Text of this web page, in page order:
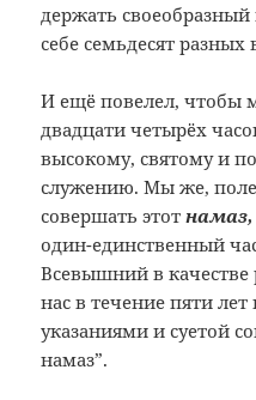
держать
себе семьдесят разных
И ещё повелел, чтобы
двадцати четырёх
высокому, святому и
служению. Мы же,
совершать этотнамаз,
один-единственный
Всевышний в качестве
нас в течение пяти
указаниями и суетой
намаз”.